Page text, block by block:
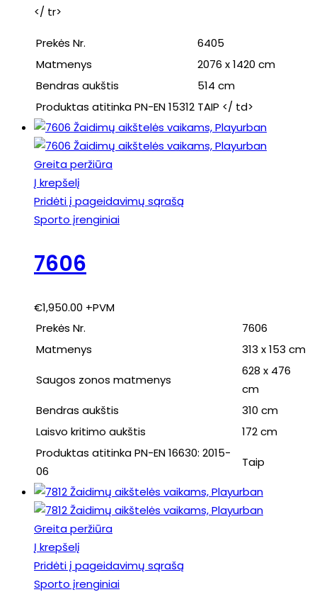
</ tr>
Prekės Nr.
6405
Matmenys
2076 x 1420 cm
Bendras aukštis
514 cm
Produktas atitinka PN-EN 15312 TAIP </ td>
Greita peržiūra
Į krepšelį
Pridėti į pageidavimų sąrašą
Sporto įrenginiai
7606
€1,950.00 +PVM
Prekės Nr.
7606
Matmenys
313 x 153 cm
Saugos zonos matmenys
628 x 476
cm
Bendras aukštis
310 cm
Laisvo kritimo aukštis
172 cm
Produktas atitinka PN-EN 16630: 2015-
06
Taip
Greita peržiūra
Į krepšelį
Pridėti į pageidavimų sąrašą
Sporto įrenginiai